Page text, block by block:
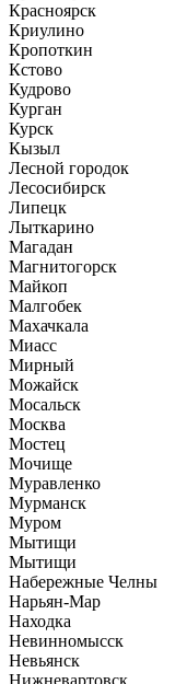
Красноярск
Криулино
Кропоткин
Кстово
Кудрово
Курган
Курск
Кызыл
Лесной городок
Лесосибирск
Липецк
Лыткарино
Магадан
Магнитогорск
Майкоп
Малгобек
Махачкала
Миасс
Мирный
Можайск
Мосальск
Москва
Мостец
Мочище
Муравленко
Мурманск
Муром
Мытищи
Мытищи
Набережные Челны
Нарьян-Мар
Находка
Невинномысск
Невьянск
Нижневартовск